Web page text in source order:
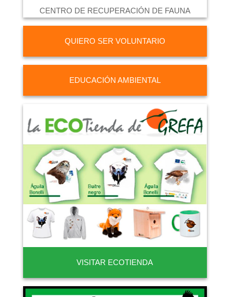
CENTRO DE RECUPERACIÓN DE FAUNA
QUIERO SER VOLUNTARIO
EDUCACIÓN AMBIENTAL
VISITAR ECOTIENDA